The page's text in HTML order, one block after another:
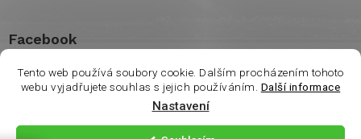
Tento web používá soubory cookie. Dalším procházením tohoto
webu vyjadřujete souhlas s jejich používáním. Další informace
Nastavení
Facebook